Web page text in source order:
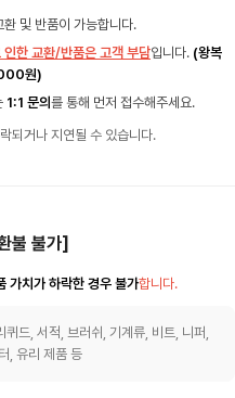
환 및 반품이 가능합니다.
인한 교환/반품은 고객 부담입니다. (왕복
원)
1:1 문의 를 통해 먼저 접수해주세요.
되거나 지연될 수 있습니다.
불 불가]
가치가 하락한 경우 불가합니다.
드, 서적, 브러쉬, 기계류, 비트, 니퍼,
, 유리 제품 등